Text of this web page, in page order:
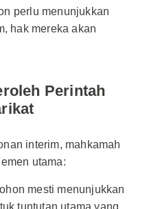
perlu menunjukkan
hak mereka akan
Perintah
interim, mahkamah
utama:
mesti menunjukkan
tuntutan utama yang